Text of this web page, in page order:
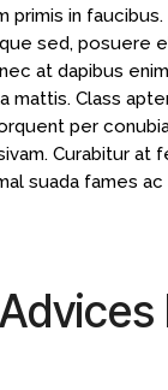
primis in faucibus.
sed, posuere
at dapibus
mattis. Class
per
Curabitur at
suada fames ac